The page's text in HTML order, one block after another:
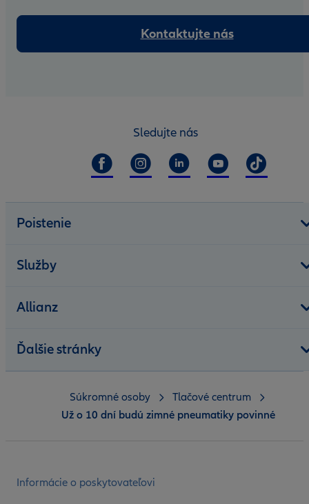
Kontaktujte nás
Sledujte nás
Poistenie
Služby
Allianz
Ďalšie stránky
Informácie o poskytovateľovi
Súkromné osoby
Tlačové centrum
Už o 10 dní budú zimné pneumatiky povinné